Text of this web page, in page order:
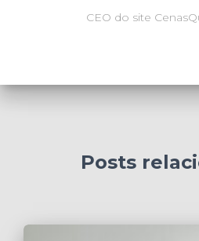
CEO do site
Posts